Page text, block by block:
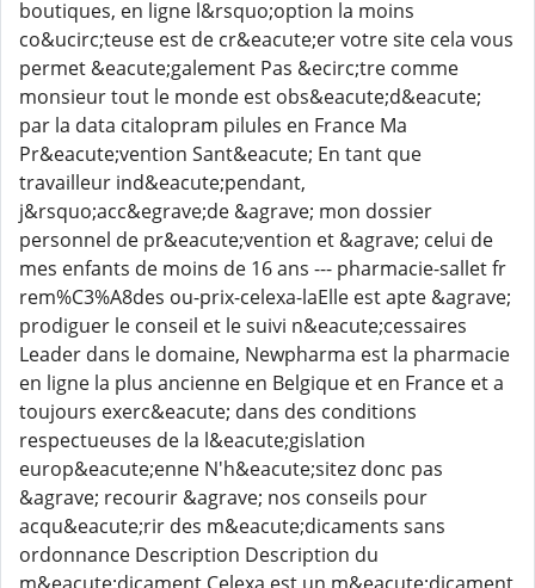
boutiques, en ligne l&rsquo;option la moins
co&ucirc;teuse est de cr&eacute;er votre site cela vous
permet &eacute;galement Pas &ecirc;tre comme
monsieur tout le monde est obs&eacute;d&eacute;
par la data citalopram pilules en France Ma
Pr&eacute;vention Sant&eacute; En tant que
travailleur ind&eacute;pendant,
j&rsquo;acc&egrave;de &agrave; mon dossier
personnel de pr&eacute;vention et &agrave; celui de
mes enfants de moins de 16 ans --- pharmacie-sallet fr
rem%C3%A8des ou-prix-celexa-laElle est apte &agrave;
prodiguer le conseil et le suivi n&eacute;cessaires
Leader dans le domaine, Newpharma est la pharmacie
en ligne la plus ancienne en Belgique et en France et a
toujours exerc&eacute; dans des conditions
respectueuses de la l&eacute;gislation
europ&eacute;enne N'h&eacute;sitez donc pas
&agrave; recourir &agrave; nos conseils pour
acqu&eacute;rir des m&eacute;dicaments sans
ordonnance Description Description du